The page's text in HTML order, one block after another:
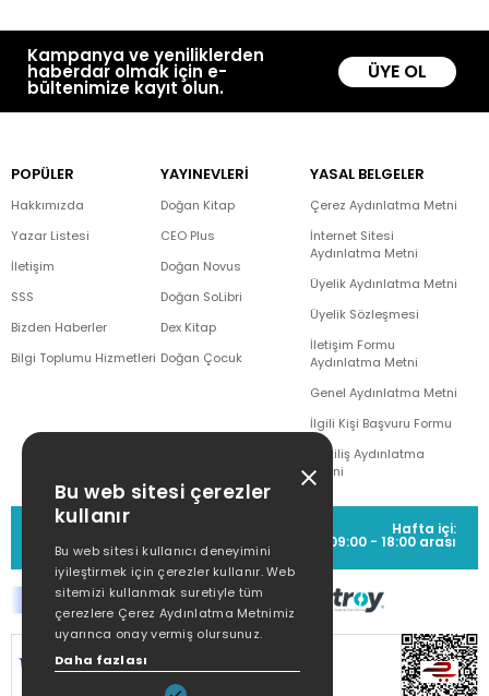
Kampanya ve yeniliklerden
haberdar olmak için e-
bültenimize kayıt olun.
ÜYE OL
POPÜLER
Hakkımızda
Yazar Listesi
İletişim
SSS
Bizden Haberler
Bilgi Toplumu Hizmetleri
YAYINEVLERİ
Doğan Kitap
CEO Plus
Doğan Novus
Doğan SoLibri
Dex Kitap
Doğan Çocuk
YASAL BELGELER
Çerez Aydınlatma Metni
İnternet Sitesi
Aydınlatma Metni
Üyelik Aydınlatma Metni
Üyelik Sözleşmesi
İletişim Formu
Aydınlatma Metni
Genel Aydınlatma Metni
İlgili Kişi Başvuru Formu
Çekiliş Aydınlatma
Metni
MÜŞTERİ HİZMETLERİ
(0212) 373 77 00
Hafta içi:
09:00 - 18:00 arası
SİTEMİZ
KORUNMAKTADIR.
Bu web sitesi çerezler
kullanır
Bu web sitesi kullanıcı deneyimini
iyileştirmek için çerezler kullanır. Web
sitemizi kullanmak suretiyle tüm
çerezlere Çerez Aydınlatma Metnimiz
uyarınca onay vermiş olursunuz.
Daha fazlası